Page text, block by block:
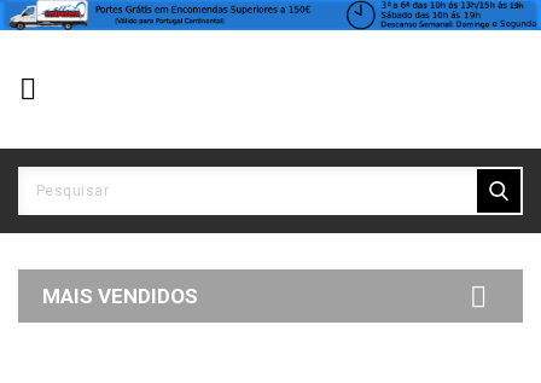

MAIS VENDIDOS 